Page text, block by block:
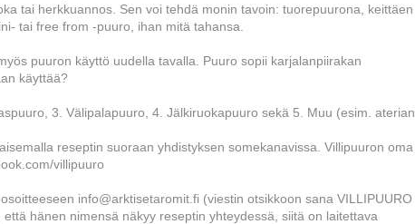
tai herkkuannos. Sen voi tehdä monin tavoin: tuorepuurona, keittäen
tai free from -puuro, ihan mitä tahansa.
puuron käyttö uudella tavalla. Puuro sopii karjalanpiirakan
käyttää?
3. Välipalapuuro, 4. Jälkiruokapuuro sekä 5. Muu (esim. aterian
reseptin suoraan yhdistyksen somekanavissa. Villipuuron oma
villipuuro
info@arktisetaromit.fi (viestin otsikkoon sana VILLIPUURO
hänen nimensä näkyy reseptin yhteydessä, siitä on laitettava